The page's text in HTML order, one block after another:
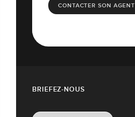
CONTACTER SON AGENT
BRIEFEZ-NOUS